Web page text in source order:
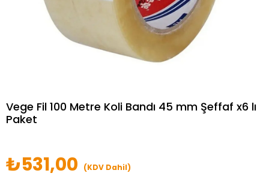
Vege Fil 100 Metre Koli Bandı 45 mm Şeffaf x6 lı
Paket
₺531,00 (KDV Dahil)